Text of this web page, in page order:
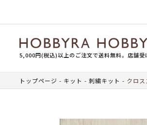
5,000円(税込)以上のご注文で送料無料。店舗受
トップページ キット 刺繍キット クロ